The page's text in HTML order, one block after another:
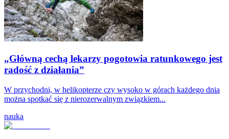
„Główną cechą lekarzy pogotowia ratunkowego jest
radość z działania”
W przychodni, w helikopterze czy wysoko w górach każdego dnia
można spotkać się z nierozerwalnym związkiem...
nauka